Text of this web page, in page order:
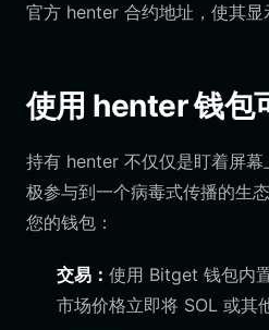
官方 henter 合约地址，使其显
使用 henter 钱包
持有 henter 不仅仅是盯着屏
极参与到一个病毒式传播的生
您的钱包：
交易： 使用 Bitget 钱包内
市场价格立即将 SOL 或其